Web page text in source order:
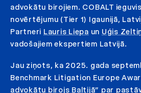
advokātu birojiem. COBALT
novērtējumu (Tier 1) Igaunijā,
Partneri Lauris Liepa un Uģis
vadošajiem ekspertiem Latvijā.
Jau ziņots, ka 2025. gada
Benchmark Litigation Europe
advokātu birojs Baltijā” par